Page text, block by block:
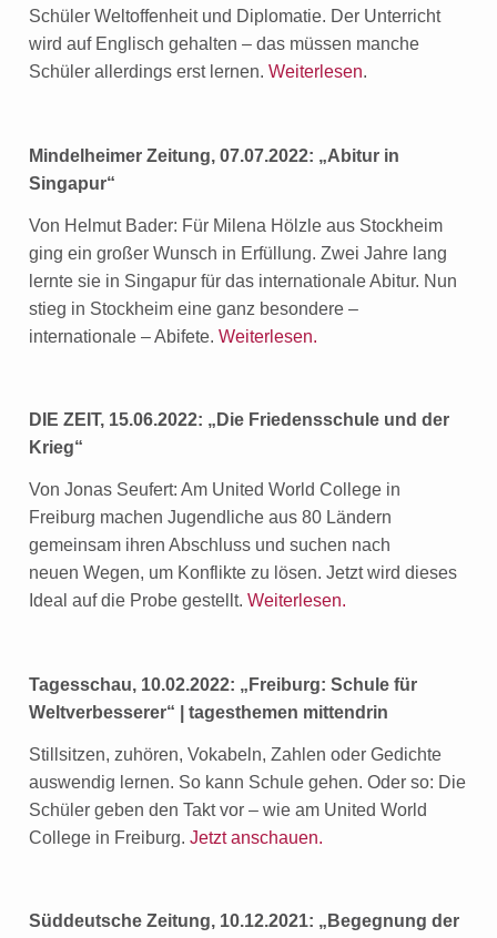
Schüler Weltoffenheit und Diplomatie. Der Unterricht
wird auf Englisch gehalten – das müssen manche
Schüler allerdings erst lernen. Weiterlesen.
Mindelheimer Zeitung, 07.07.2022: „Abitur in
Singapur“
Von Helmut Bader: Für Milena Hölzle aus Stockheim
ging ein großer Wunsch in Erfüllung. Zwei Jahre lang
lernte sie in Singapur für das internationale Abitur. Nun
stieg in Stockheim eine ganz besondere –
internationale – Abifete. Weiterlesen.
DIE ZEIT, 15.06.2022: „Die Friedensschule und der
Krieg“
Von Jonas Seufert: Am United World College in
Freiburg machen Jugendliche aus 80 Ländern
gemeinsam ihren Abschluss und suchen nach
neuen Wegen, um Konflikte zu lösen. Jetzt wird dieses
Ideal auf die Probe gestellt. Weiterlesen.
Tagesschau, 10.02.2022: „Freiburg: Schule für
Weltverbesserer“ | tagesthemen mittendrin
Stillsitzen, zuhören, Vokabeln, Zahlen oder Gedichte
auswendig lernen. So kann Schule gehen. Oder so: Die
Schüler geben den Takt vor – wie am United World
College in Freiburg. Jetzt anschauen.
Süddeutsche Zeitung, 10.12.2021: „Begegnung der